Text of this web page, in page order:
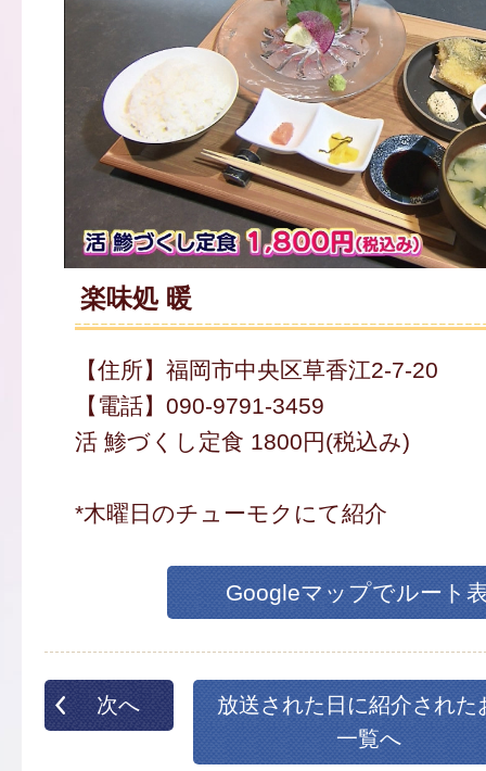
楽味処 暖
【住所】福岡市中央区草香江2-7-20
【電話】090-9791-3459
活 鯵づくし定食 1800円(税込み)
*木曜日のチューモクにて紹介
Googleマップでルート
次へ
放送された日に紹介された
一覧へ